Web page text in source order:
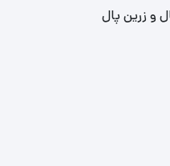
و زرین پال